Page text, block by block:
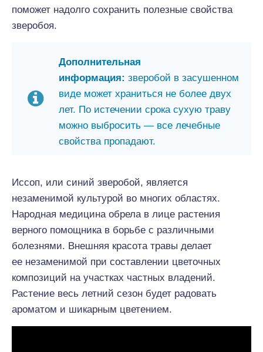
поможет надолго сохранить полезные свойства
зверобоя.
Дополнительная
информация: зверобой в засушенном
виде может храниться не более двух
лет. По истечении срока сухую траву
можно выбросить — все лечебные
свойства пропадают.
Иссоп, или синий зверобой, является
незаменимой культурой во многих областях.
Народная медицина обрела в лице растения
верного помощника в борьбе с различными
болезнями. Внешняя красота травы делает
ее незаменимой при составлении цветочных
композиций на участках частных владений.
Растение весь летний сезон будет радовать
ароматом и шикарным цветением.